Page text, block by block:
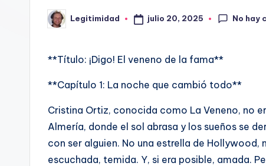
G
M
Publicado
por
Legitimidad julio 20, 2025 No hay
**Título: ¡Digo! El veneno de la fama**
**Capítulo 1: La noche que cambió todo**
Cristina Ortiz, conocida como La Veneno, no
Almería, donde el sol abrasa y los sueños se
con ser alguien. No una estrella de Hollywood,
escuchada, temida. Y, si era posible, amada.